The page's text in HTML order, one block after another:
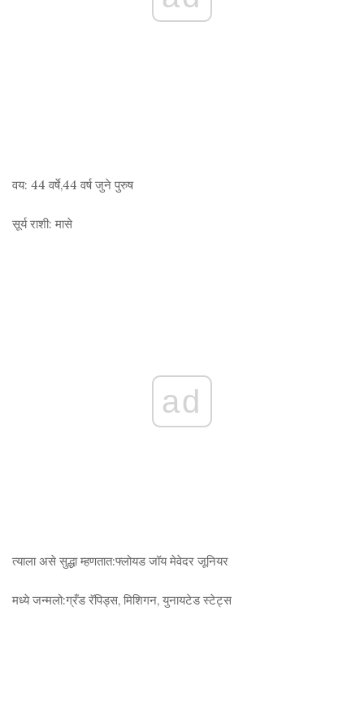
वय: 44 वर्षे,44 वर्ष जुने पुरुष
सूर्य राशी: मासे
ad
त्याला असे सुद्धा म्हणतात:फ्लोयड जॉय मेवेदर जूनियर
मध्ये जन्मलो:ग्रँड रॅपिड्स, मिशिगन, युनायटेड स्टेट्स